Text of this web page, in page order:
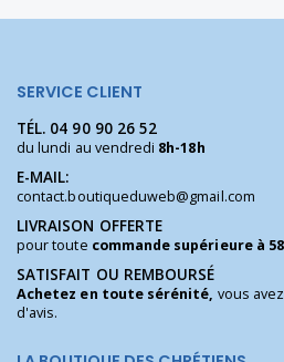
SERVICE CLIENT
TÉL. 04 90 90 26 52
du lundi au vendredi 8h-18h
E-MAIL:
contact.boutiqueduweb@gmail.com
LIVRAISON OFFERTE
pour toute commande supérieure à
SATISFAIT OU REMBOURSÉ
Achetez en toute sérénité, vous
d'avis.